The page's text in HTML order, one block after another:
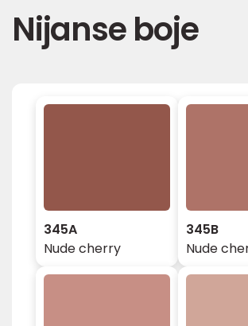
Nijanse boje
345A
Nude cherry
345B
Nude